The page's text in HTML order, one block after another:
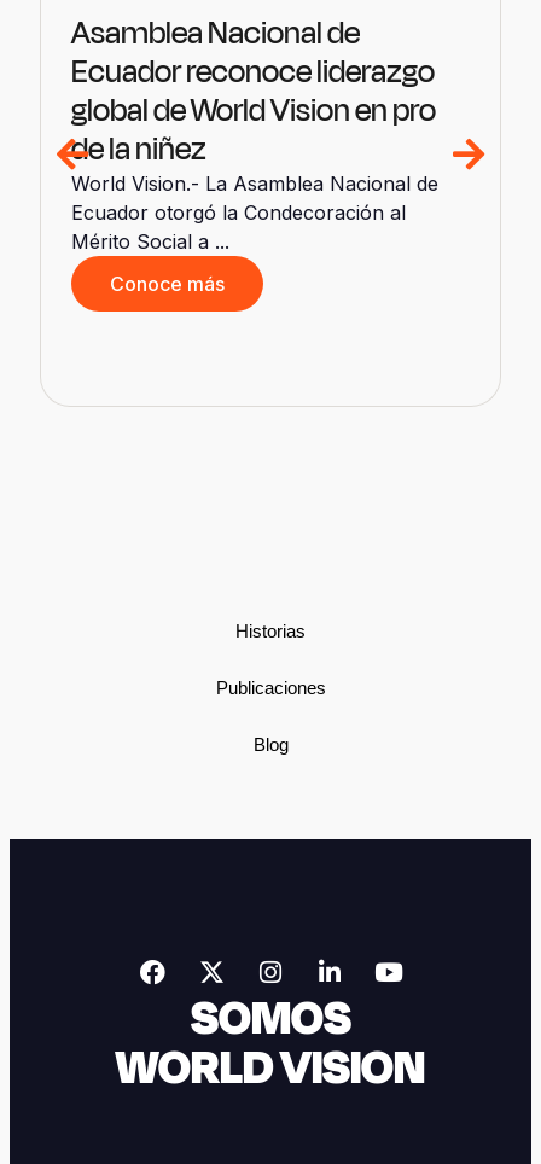
Historias
Publicaciones
Blog
Asamblea Nacional de
Ecuador reconoce liderazgo
global de World Vision en pro
de la niñez
World Vision.- La Asamblea Nacional de
Ecuador otorgó la Condecoración al
Mérito Social a ...
Conoce más
SOMOS
WORLD VISION